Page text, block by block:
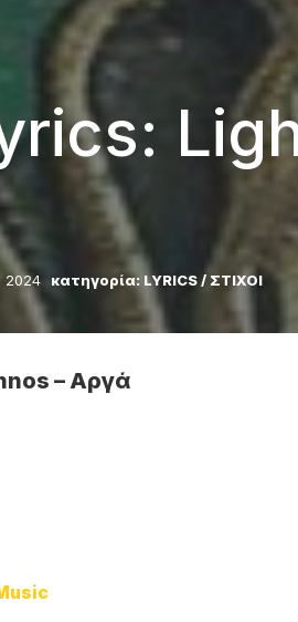
2024 κατηγορία: LYRICS / ΣΤΙΧΟΙ
– Αργά